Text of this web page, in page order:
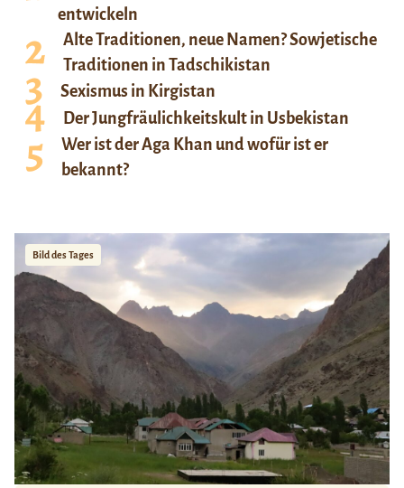
entwickeln
Alte Traditionen, neue Namen? Sowjetische
Traditionen in Tadschikistan
Sexismus in Kirgistan
Der Jungfräulichkeitskult in Usbekistan
Wer ist der Aga Khan und wofür ist er
bekannt?
Bild des Tages